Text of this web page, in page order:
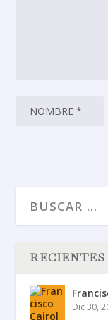
RECIENTES
Dic 30,